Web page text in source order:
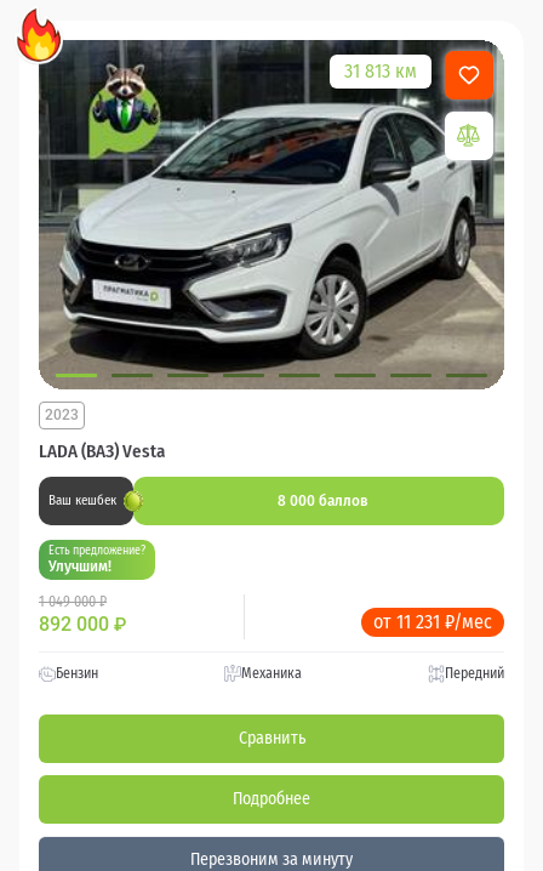
31 813 км
LADA (ВАЗ) Vesta
2023
Ваш кешбек 8 000 баллов
Есть предложение?
Улучшим!
1 049 000 ₽
892 000 ₽ от 11 231 ₽/мес
Бензин Механика Передний
Сравнить
Подробнее
Перезвоним за минуту